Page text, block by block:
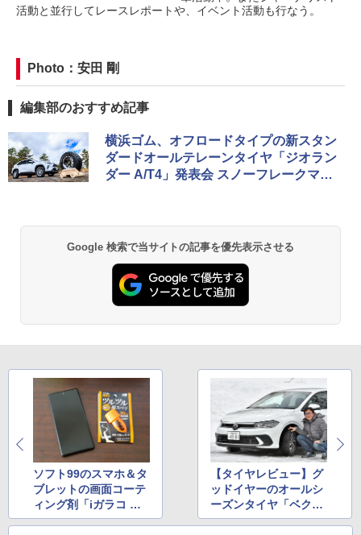
活動と並行してレースレポートや、イベント活動も行なう。
Photo：安田 剛
編集部のおすすめ記事
横浜ゴム、オフロードタイプの新スタン
ダードオールテレーンタイヤ「ジオラン
ダー A/T4」発表会 スノーフレークマー
Google 検索で当サイトの記事を優先表示させる
ソフト99のスマホ＆タ
ブレットの画面コーテ
ィング剤「iガラコ ス
マートフォン 2.0」
【タイヤレビュー】グ
ッドイヤーのオールシ
ーズンタイヤ「ベクタ
ー フォーシーズンズ G